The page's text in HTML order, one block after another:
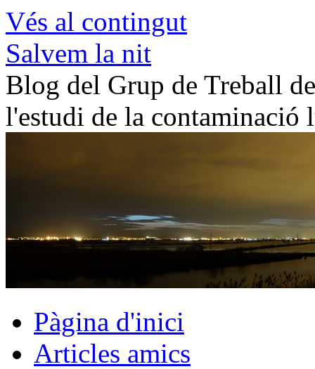
Vés al contingut
Salvem la nit
Blog del Grup de Treball
l'estudi de la contaminació
Pàgina d'inici
Articles amics